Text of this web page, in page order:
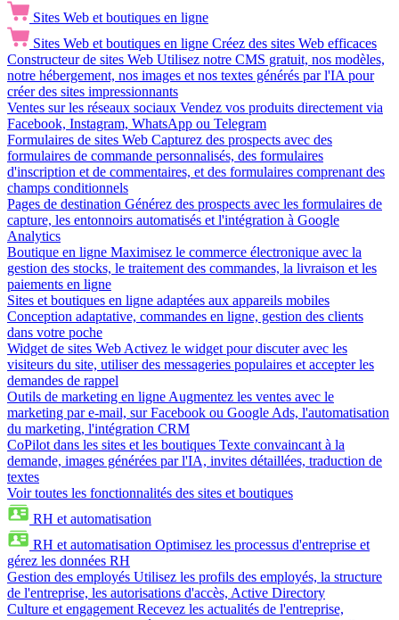
Sites Web et boutiques en ligne
Sites Web et boutiques en ligne Créez des sites Web efficaces
Constructeur de sites Web Utilisez notre CMS gratuit, nos modèles,
notre hébergement, nos images et nos textes générés par l'IA pour
créer des sites impressionnants
Ventes sur les réseaux sociaux Vendez vos produits directement via
Facebook, Instagram, WhatsApp ou Telegram
Formulaires de sites Web Capturez des prospects avec des
formulaires de commande personnalisés, des formulaires
d'inscription et de commentaires, et des formulaires comprenant des
champs conditionnels
Pages de destination Générez des prospects avec les formulaires de
capture, les entonnoirs automatisés et l'intégration à Google
Analytics
Boutique en ligne Maximisez le commerce électronique avec la
gestion des stocks, le traitement des commandes, la livraison et les
paiements en ligne
Sites et boutiques en ligne adaptées aux appareils mobiles
Conception adaptative, commandes en ligne, gestion des clients
dans votre poche
Widget de sites Web Activez le widget pour discuter avec les
visiteurs du site, utiliser des messageries populaires et accepter les
demandes de rappel
Outils de marketing en ligne Augmentez les ventes avec le
marketing par e-mail, sur Facebook ou Google Ads, l'automatisation
du marketing, l'intégration CRM
CoPilot dans les sites et les boutiques Texte convaincant à la
demande, images générées par l'IA, invites détaillées, traduction de
textes
Voir toutes les fonctionnalités des sites et boutiques
RH et automatisation
RH et automatisation Optimisez les processus d'entreprise et
gérez les données RH
Gestion des employés Utilisez les profils des employés, la structure
de l'entreprise, les autorisations d'accès, Active Directory
Culture et engagement Recevez les actualités de l'entreprise,